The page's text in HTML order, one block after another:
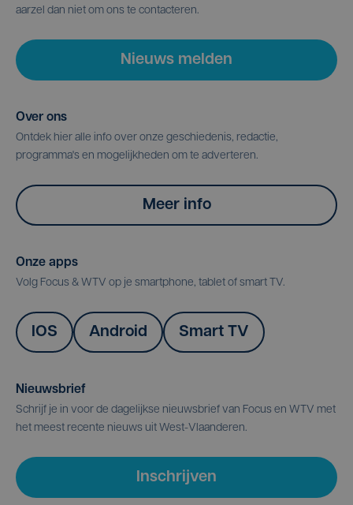
aarzel dan niet om ons te contacteren.
Nieuws melden
Over ons
Ontdek hier alle info over onze geschiedenis, redactie,
programma's en mogelijkheden om te adverteren.
Meer info
Onze apps
Volg Focus & WTV op je smartphone, tablet of smart TV.
IOS Android Smart TV
Nieuwsbrief
Schrijf je in voor de dagelijkse nieuwsbrief van Focus en WTV met
het meest recente nieuws uit West-Vlaanderen.
Inschrijven